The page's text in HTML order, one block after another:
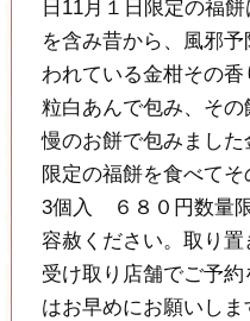
日11月１日限定の福
を含み昔から、風邪
われている金柑その
粒白あんで包み、そ
慢のお餅で包みまし
限定の福餅を食べてそ
3個入 ６８０円数量
容赦ください。取り
受け取り店舗でご予
はお早めにお願いし